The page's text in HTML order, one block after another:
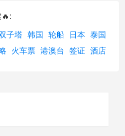
子塔 韩国 轮船 日本 泰国
火车票 港澳台 签证 酒店